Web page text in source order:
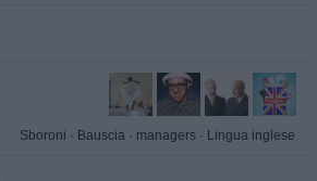
Sboroni · Bauscia · managers · Lingua inglese